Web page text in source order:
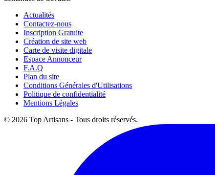
Actualités
Contactez-nous
Inscription Gratuite
Création de site web
Carte de visite digitale
Espace Annonceur
F.A.Q
Plan du site
Conditions Générales d'Utilisations
Politique de confidentialité
Mentions Légales
© 2026 Top Artisans - Tous droits réservés.